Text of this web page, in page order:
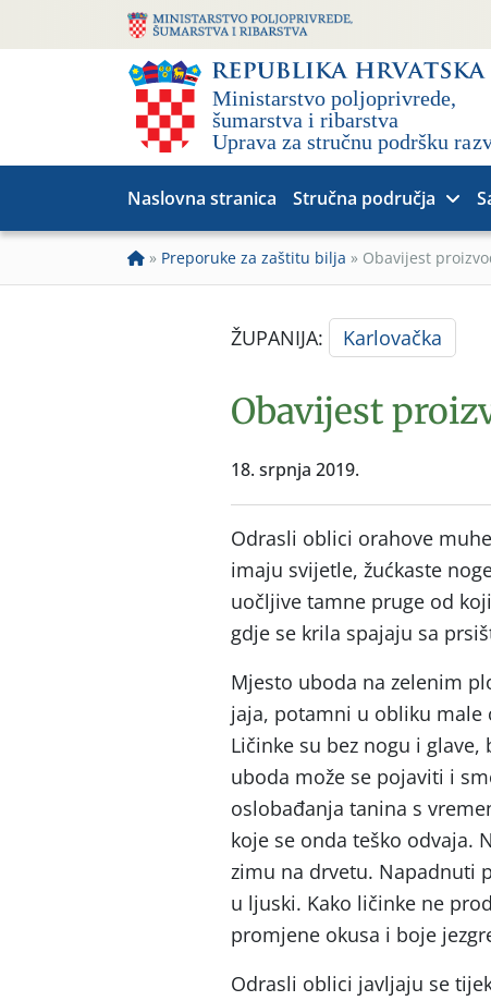
Naslovna stranica Stručna područja
» Preporuke za zaštitu bilja » Obavijest
ŽUPANIJA: Karlovačka
Obavijest
18. srpnja 2019.
Odrasli oblici orahove
imaju svijetle, žućkaste
uočljive tamne pruge od
gdje se krila spajaju sa
Mjesto uboda na zelenim
jaja, potamni u obliku male
Ličinke su bez nogu i
uboda može se pojaviti i
oslobađanja tanina s
koje se onda teško odvaja.
zimu na drvetu. Napadnuti
u ljuski. Kako ličinke ne
promjene okusa i boje
Odrasli oblici javljaju se